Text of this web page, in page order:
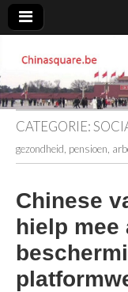
CATEGORIE:
gezondheid, pensioen,
Chinese
hielp